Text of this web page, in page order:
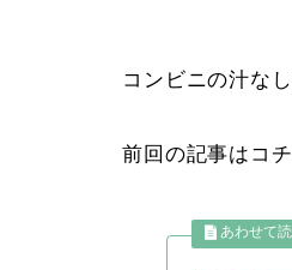
コンビニの汁な
前回の記事はコチ